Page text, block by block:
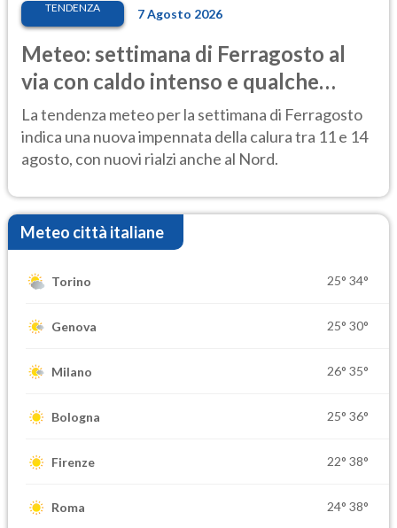
TENDENZA 7 Agosto 2026
Meteo: settimana di Ferragosto al
via con caldo intenso e qualche
temporale
La tendenza meteo per la settimana di Ferragosto
indica una nuova impennata della calura tra 11 e 14
agosto, con nuovi rialzi anche al Nord.
Meteo città italiane
Torino 25° 34°
Genova 25° 30°
Milano 26° 35°
Bologna 25° 36°
Firenze 22° 38°
Roma 24° 38°